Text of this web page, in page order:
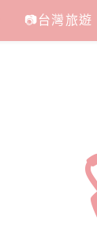
📷台灣旅遊